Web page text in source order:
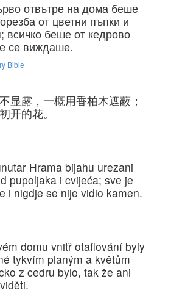
отвътре на дома беше
от цветни пъпки и
всичко беше от кедрово
се виждаше.
Bible
显露，一概用香柏木遮蔽；
开的花。
Hrama bijahu urezani
pupoljaka i cvijeća; sve je
i nigdje se nije vidio kamen.
domu vnitř otaflování byly
tykvím planým a květům
z cedru bylo, tak že ani